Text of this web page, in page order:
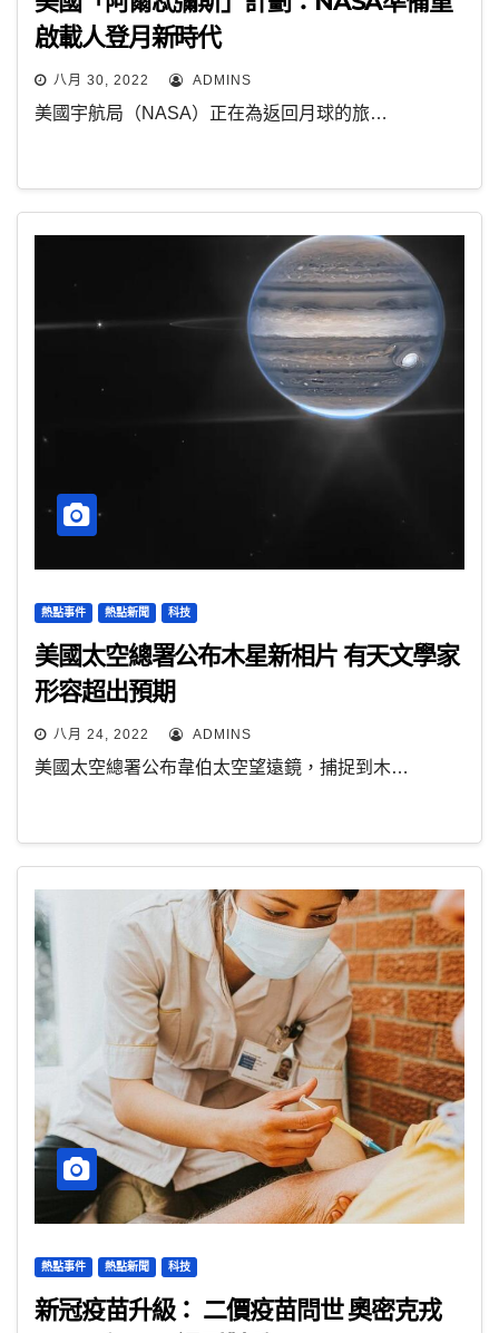
啟載人登月新時代
八月 30, 2022 ADMINS
美國宇航局（NASA）正在為返回月球的旅…
熱點事件 熱點新聞 科技
美國太空總署公布木星新相片 有天文學家
形容超出預期
八月 24, 2022 ADMINS
美國太空總署公布韋伯太空望遠鏡，捕捉到木…
熱點事件 熱點新聞 科技
新冠疫苗升級： 二價疫苗問世 奧密克戎